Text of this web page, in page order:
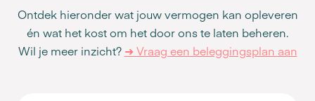
Ontdek hieronder wat jouw vermogen kan opleveren
én wat het kost om het door ons te laten beheren.
Wil je meer inzicht? ➜ Vraag een beleggingsplan aan